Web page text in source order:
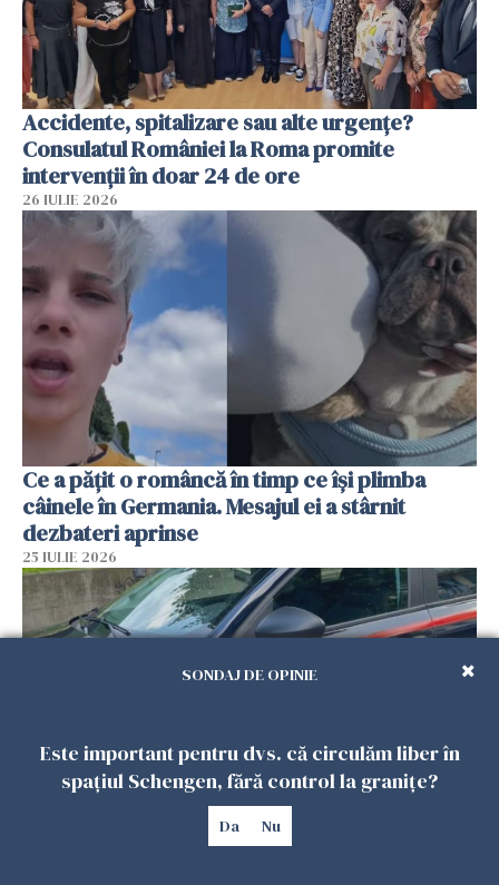
Accidente, spitalizare sau alte urgențe?
Consulatul României la Roma promite
intervenții în doar 24 de ore
26 IULIE 2026
Ce a pățit o româncă în timp ce își plimba
câinele în Germania. Mesajul ei a stârnit
dezbateri aprinse
25 IULIE 2026
Româncă din Italia, acuzată că și-a lăsat copiii
SONDAJ DE OPINIE
Este important pentru dvs. că circulăm liber în
spațiul Schengen, fără control la granițe?
Da Nu